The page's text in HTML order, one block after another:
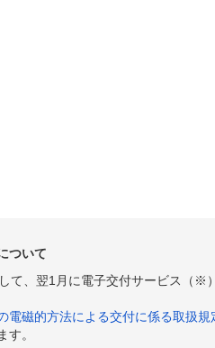
ついて
て、翌1月に電子交付サービス（
電磁的方法による交付に係る取扱規
す。